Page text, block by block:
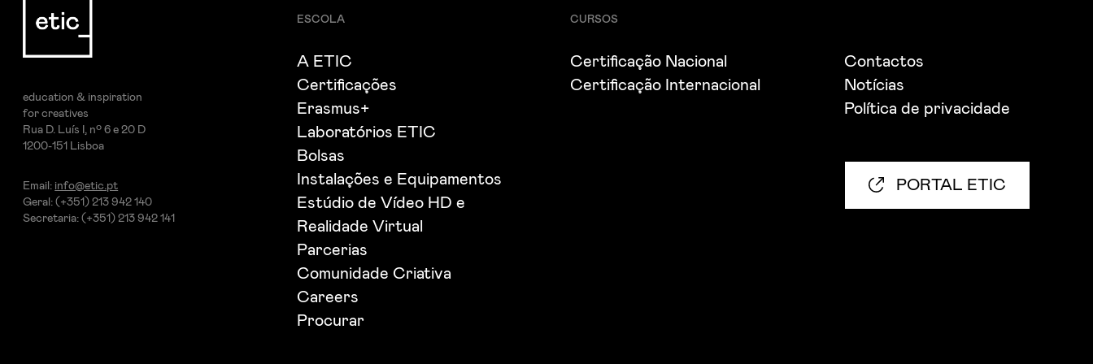
education & inspiration
for creatives
Rua D. Luís I, nº 6 e 20 D
1200-151 Lisboa
Email: info@etic.pt
Geral: (+351) 213 942 140
Secretaria: (+351) 213 942 141
ESCOLA
A ETIC
Certificações
Erasmus+
Laboratórios ETIC
Bolsas
Instalações e Equipamentos
Estúdio de Vídeo HD e
Realidade Virtual
Parcerias
Comunidade Criativa
Careers
Procurar
CURSOS
Certificação Nacional
Certificação Internacional
Contactos
Notícias
Política de privacidade
PORTAL ETIC